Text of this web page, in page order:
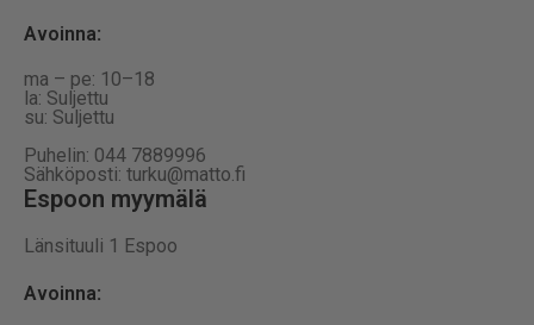
Avoinna:
ma – pe: 10–18
la: Suljettu
su: Suljettu
Puhelin: 044 7889996
Sähköposti: turku@matto.fi
Espoon myymälä
Länsituuli 1 Espoo
Avoinna: